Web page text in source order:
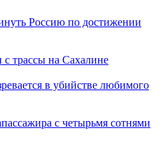
Россию по достижении
трассы на Сахалине
в убийстве любимого
с четырьмя сотнями